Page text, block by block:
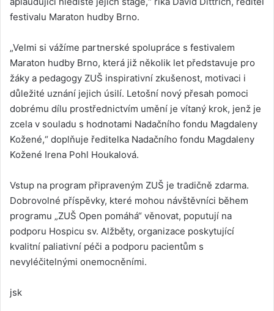
festivalu Maraton hudby Brno.
„Velmi si vážíme partnerské spolupráce s festivalem
Maraton hudby Brno, která již několik let představuje pro
žáky a pedagogy ZUŠ inspirativní zkušenost, motivaci i
důležité uznání jejich úsilí. Letošní nový přesah pomoci
dobrému dílu prostřednictvím umění je vítaný krok, jenž je
zcela v souladu s hodnotami Nadačního fondu Magdaleny
Kožené,“ doplňuje ředitelka Nadačního fondu Magdaleny
Kožené Irena Pohl Houkalová.
Vstup na program připraveným ZUŠ je tradičně zdarma.
Dobrovolné příspěvky, které mohou návštěvníci během
programu „ZUŠ Open pomáhá“ věnovat, poputují na
podporu Hospicu sv. Alžběty, organizace poskytující
kvalitní paliativní péči a podporu pacientům s
nevyléčitelnými onemocněními.
jsk